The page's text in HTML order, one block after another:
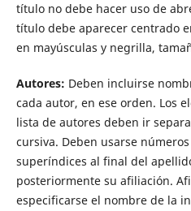
título no debe hacer uso de
título debe aparecer centrado
en mayúsculas y negrilla,
Autores: Deben incluirse
cada autor, en ese orden. Los
lista de autores deben ir
cursiva. Deben usarse
superíndices al final del
posteriormente su afiliación.
especificarse el nombre de la